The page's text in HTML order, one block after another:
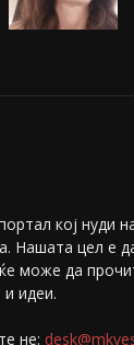
коj нуди
Нашата цел е
може да
идеи.
не: